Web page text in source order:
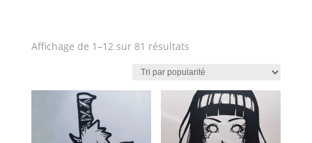
Affichage de 1–12 sur 81 résultatsTrié
popularité